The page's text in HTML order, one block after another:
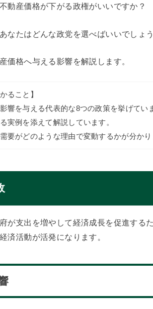
動産価格が下がる政権がいいですか？
なたはどんな政党を選べばいいでしょ
価格へ与える影響を解説します。
ること】
響を与える代表的な8つの政策を挙げてい
実例を添えて解説しています。
要がどのような理由で変動するかが分かり
が支出を増やして経済成長を促進する
済活動が活発になります。